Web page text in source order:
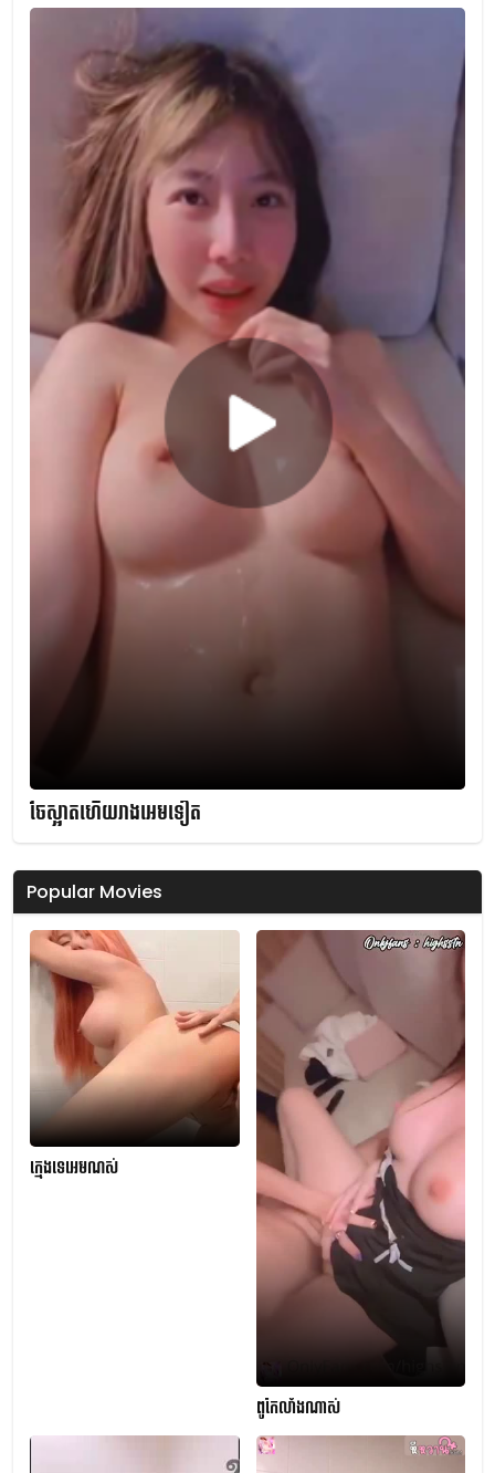
ចែស្អាតហើយរាងអេមទៀត
Popular Movies
ក្មេងទេអេមណស់
ពូកែលាំងណាស់